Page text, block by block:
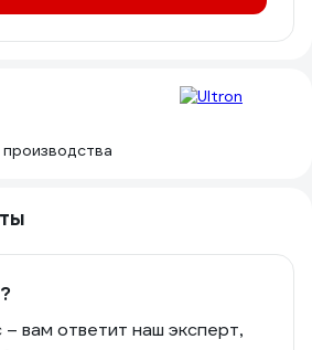
вам ответит наш эксперт,